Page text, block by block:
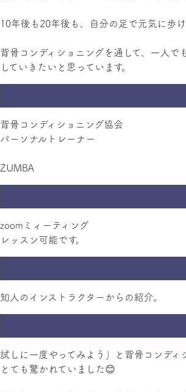
10年後も20年後も、自分の足で元気に歩
背骨コンディショニングを通して、一人
背骨コンディショニング協会
パーソナルトレーナー
ZUMBA
zoomミィーティング
知人のインストラクターからの紹介。
試しに一度やってみよう」と背骨コンデ
とても驚かれていました😊